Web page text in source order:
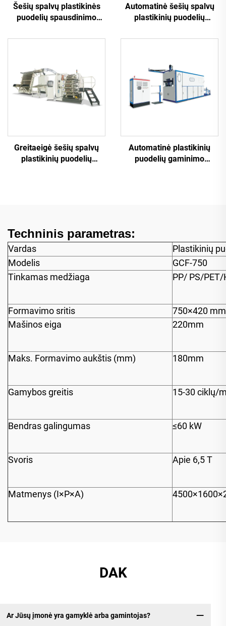
Šešių spalvų plastikinės
puodelių spausdinimo
Automatinė šešių spalvų
plastikinių puodelių
Greitaeigė šešių spalvų
plastikinių puodelių
Automatinė plastikinių
puodelių gaminimo
Techninis parametras:
Vardas
Plastikinių
Modelis
GCF-750
Tinkamas medžiaga
PP/ PS/
Formavimo sritis
750×420 mm
Mašinos eiga
220mm
Maks. Formavimo aukštis (mm) 180mm
Gamybos greitis 15-30 ciklų/
Bendras galingumas ≤60 kW
Svoris Apie 6,5 T
Matmenys (I×P×A)
DAK
Ar Jūsų įmonė yra gamyklė arba gamintojas?